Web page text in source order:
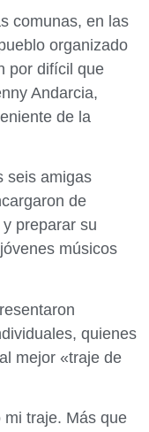
comunas, en las
organizado
por difícil que
Andarcia,
de la
seis amigas
de
preparar su
músicos
quienes
mejor «traje de
mi traje. Más que